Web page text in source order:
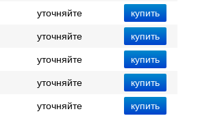
уточняйте
уточняйте
уточняйте
уточняйте
уточняйте